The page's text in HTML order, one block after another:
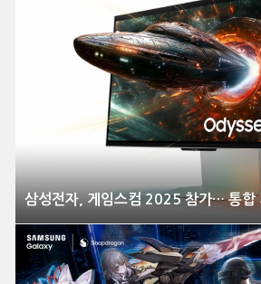
삼성전자, 게임스컴 2025 참가… 통합